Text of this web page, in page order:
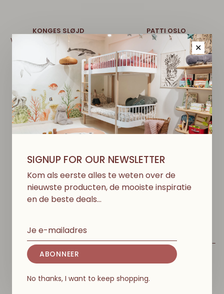
KONGES SLØJD
Wagenspanner - Lemon
€40,50
PATTI OSLO
Acorn Wagenspanner -
Beige/Caramel
€45,00
Greenable
PATTI OSLO
Maki De Vis
Wagenspanner - Rust
With Bell
€45,00
Greenable
Aardbei Wagenspanner -
Cream/Red With Bell
✕
SIGNUP FOR OUR NEWSLETTER
Kom als eerste alles te weten over de
nieuwste producten, de mooiste inspiratie
en de beste deals…
ABONNEER
No thanks, I want to keep shopping.